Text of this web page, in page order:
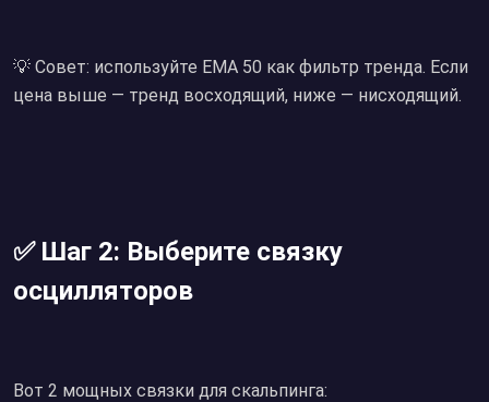
💡 Совет: используйте EMA 50 как фильтр тренда. Если
цена выше — тренд восходящий, ниже — нисходящий.
✅ Шаг 2: Выберите связку
осцилляторов
Вот 2 мощных связки для скальпинга: